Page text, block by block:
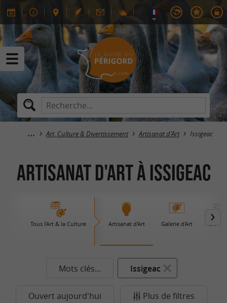
Art, Culture & Divertissement Artisanat d'Art Issigeac
Artisanat d'Art à Issigeac
Tous l'Art & la Culture Artisanat d'Art Galerie d'Art
Mots clés... Issigeac
Ouvert aujourd'hui Plus de filtres